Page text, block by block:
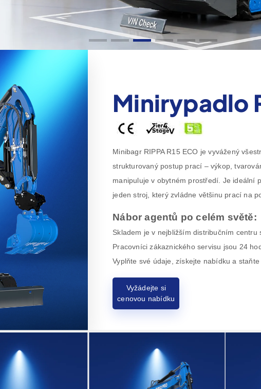
Minirypadlo
Minibagr RIPPA R15 ECO je vyvážený
strukturovaný postup prací – výkop,
manipuluje v obytném prostředí. Je ideální
jeden stroj, který zvládne většinu prací na
Nábor agentů po celém světě:
Skladem je v nejbližším distribučním
Pracovníci zákaznického servisu jsou 24
Vyplňte své údaje, získejte nabídku a
Vyžádejte si
cenovou nabídku